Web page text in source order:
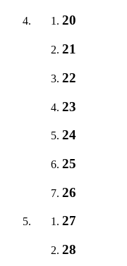
20
21
22
23
24
25
26
27
28